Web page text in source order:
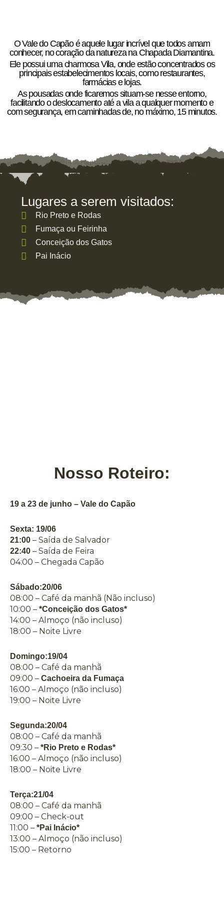
O Vale do Capão é aquele lugar incrível que todos amam
conhecer, no coração da natureza na Chapada Diamantina.
Ele possui uma charmosa Vila, onde estão concentrados os
principais estabelecimentos locais, como restaurantes,
farmácias e lojas.
As pousadas onde ficaremos situam-se nesse entorno,
facilitando o deslocamento até a vila a qualquer momento e
com segurança, em caminhadas de, no máximo, 15 minutos.
Lugares a serem visitados:
Rio Preto e Rodas
Fumaça ou Feirinha
Conceição dos Gatos
Pai Inácio
Nosso Roteiro:
19 a 23 de junho – Vale do Capão
Sexta: 19/06
21:00 – Saída de Salvador
22:40 – Saída de Feira
04:00 – Chegada Capão
Sábado:20/06
08:00 – Café da manhã (Não incluso)
10:00 – *Conceição dos Gatos*
14:00 – Almoço (não incluso)
18:00 – Noite Livre
Domingo:19/04
08:00 – Café da manhã
09:00 – Cachoeira da Fumaça
16:00 – Almoço (não incluso)
19:00 – Noite Livre
Segunda:20/04
08:00 – Café da manhã
09:30 – *Rio Preto e Rodas*
16:00 – Almoço (não incluso)
18:00 – Noite Livre
Terça:21/04
08:00 – Café da manhã
09:00 – Check-out
11:00 – *Pai Inácio*
13:00 – Almoço (não incluso)
15:00 – Retorno